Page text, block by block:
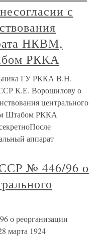
с
НКВМ,
РККА
ГУ РККА В.Н.
К.Е. Ворошилову о
центрального
Штабом РККА
аппарат
№ 446/96 о
реорганизации
марта 1924